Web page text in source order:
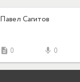
Павел Сагитов
description 0 mic 0